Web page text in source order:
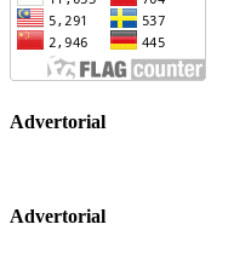
Advertorial
Advertorial